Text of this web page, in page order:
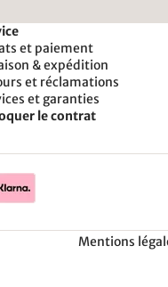
et paiement
& expédition
et réclamations
et garanties
le contrat
Mentions